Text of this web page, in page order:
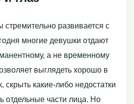
стремительно развивается с
многие девушки отдают
а не временному
выглядеть хорошо в
скрыть какие-либо недостатки
отдельные части лица. Но